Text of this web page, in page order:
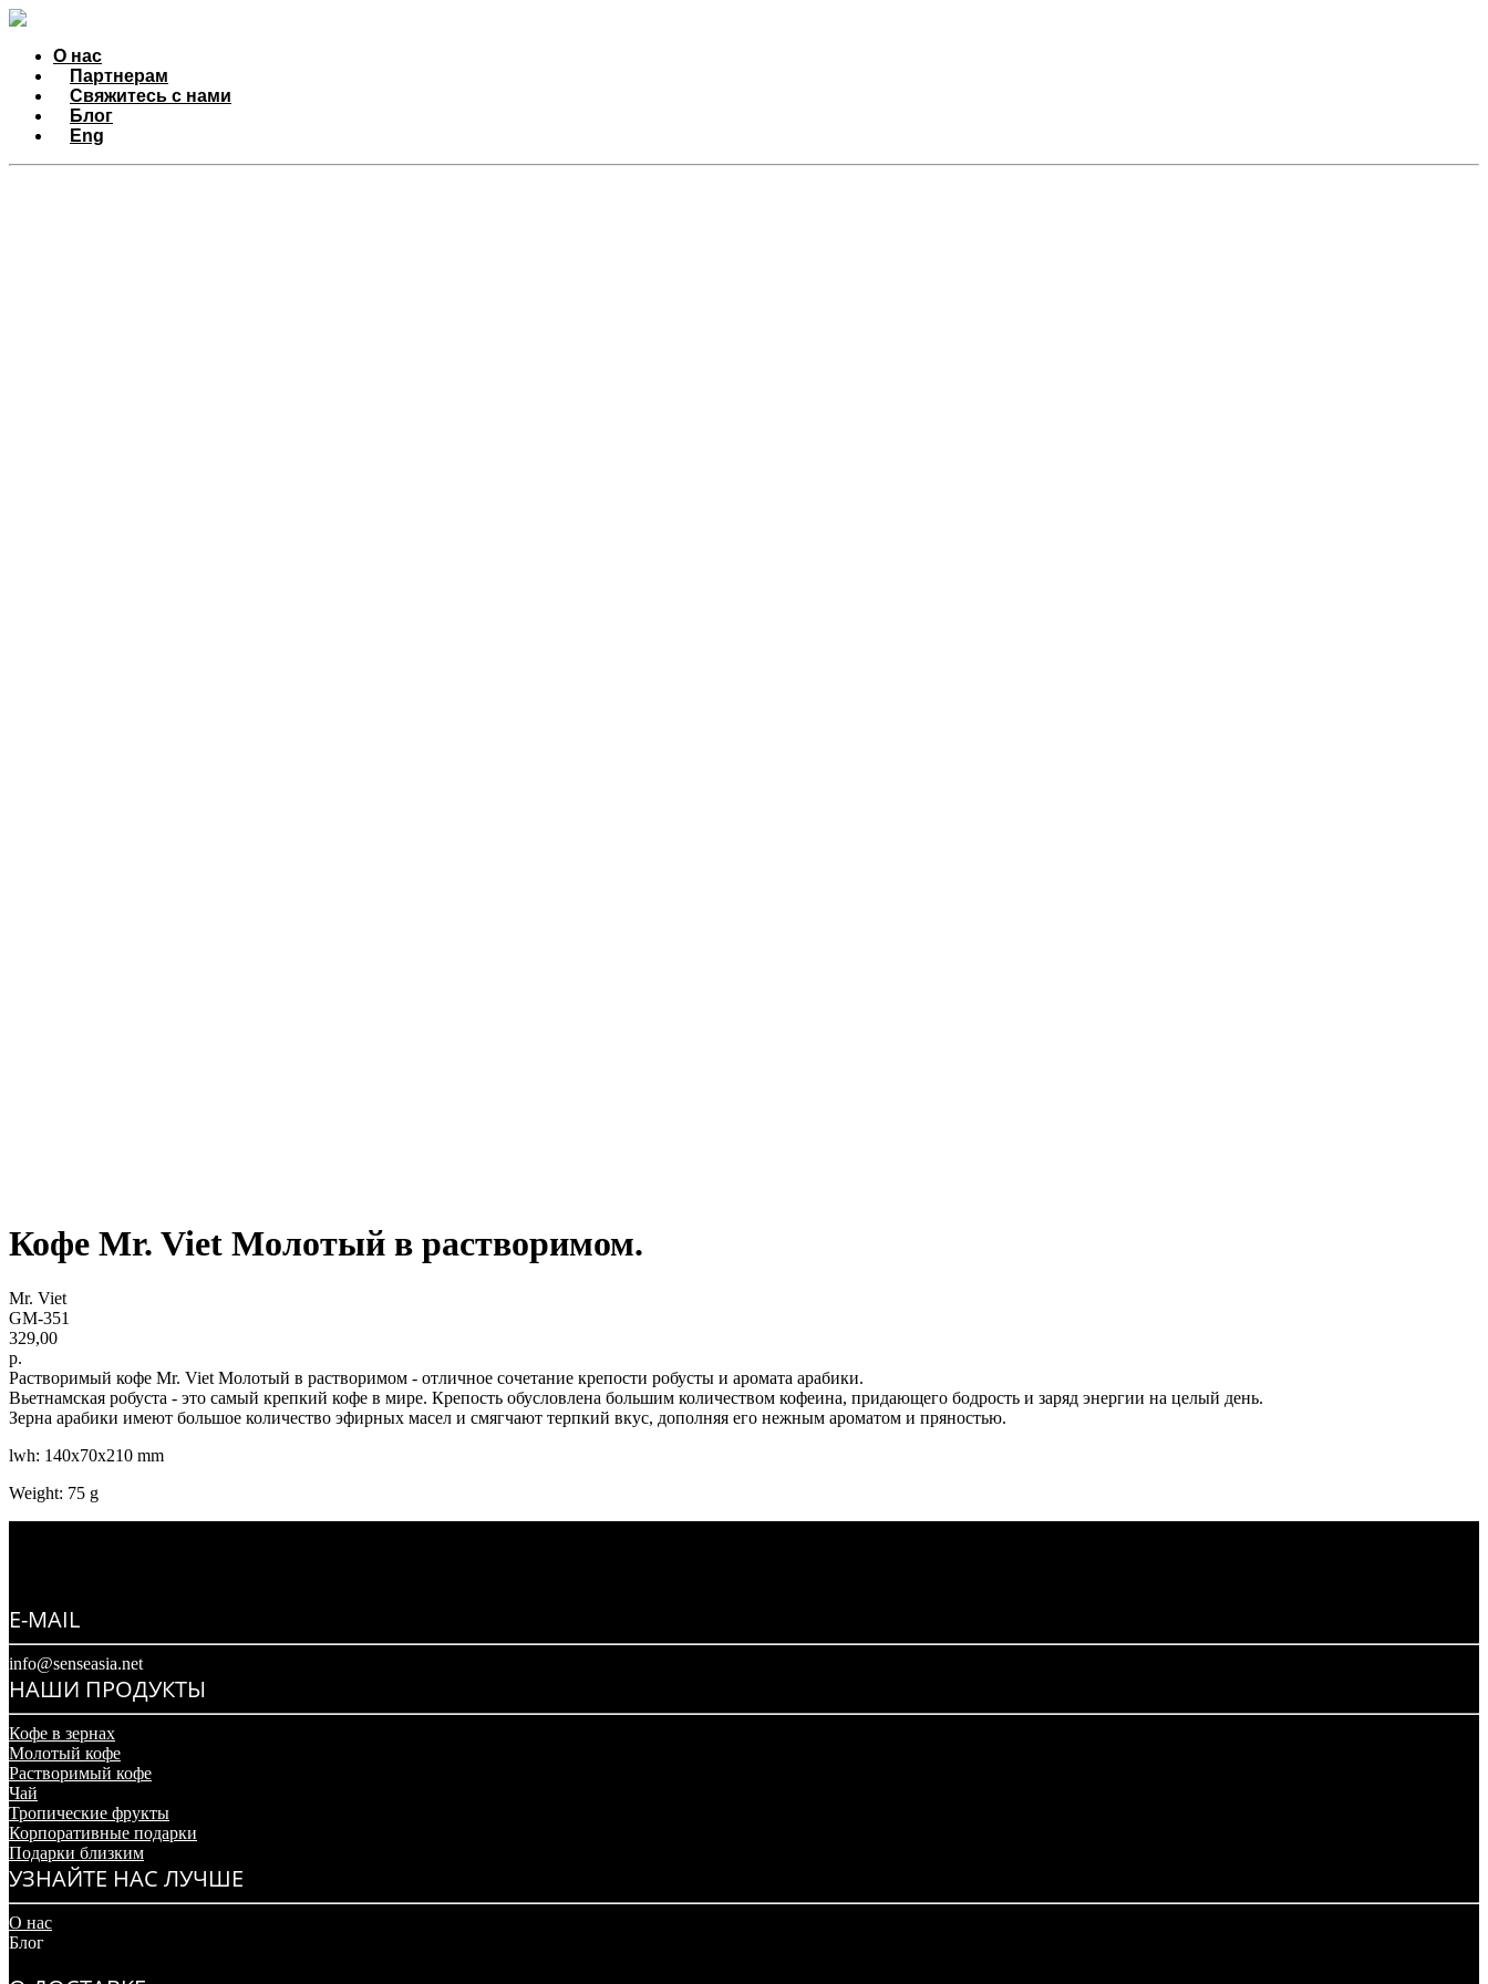
О нас
Партнерам
Свяжитесь с нами
Блог
Eng
Кофе Mr. Viet Молотый в растворимом.
Mr. Viet
GM-351
329,00
р.
Растворимый кофе Mr. Viet Молотый в растворимом - отличное сочетание крепости робусты и аромата арабики.
Вьетнамская робуста - это самый крепкий кофе в мире. Крепость обусловлена большим количеством кофеина, придающего бодрость и заряд энергии на целый день.
Зерна арабики имеют большое количество эфирных масел и смягчают терпкий вкус, дополняя его нежным ароматом и пряностью.
lwh: 140x70x210 mm
Weight: 75 g
E-MAIL
info@senseasia.net
НАШИ ПРОДУКТЫ
Кофе в зернах
Молотый кофе
Растворимый кофе
Чай
Тропические фрукты
Корпоративные подарки
Подарки близким
УЗНАЙТЕ НАС ЛУЧШЕ
О нас
Блог